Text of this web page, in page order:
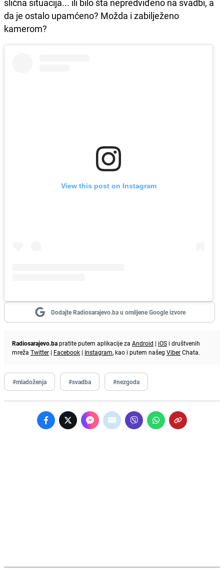
da je ostalo upamćeno? Možda i zabilježeno
kamerom?
View this post on Instagram
Dodajte Radiosarajevo.ba u omiljene Google izvore
Radiosarajevo.bapratite putem aplikacije za Android | iOS i društvenih
mreža Twitter | Facebook | Instagram, kao i putem našeg ViberChata.
#mladoženja #svadba #nezgoda